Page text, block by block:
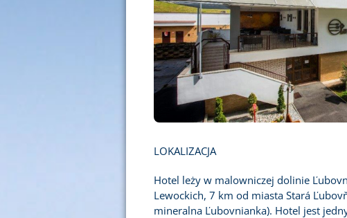
LOKALIZACJA
Hotel leży w malowniczej dolinie
Lewockich, 7 km od miasta Stará
mineralna Ľubovnianka). Hotel jest